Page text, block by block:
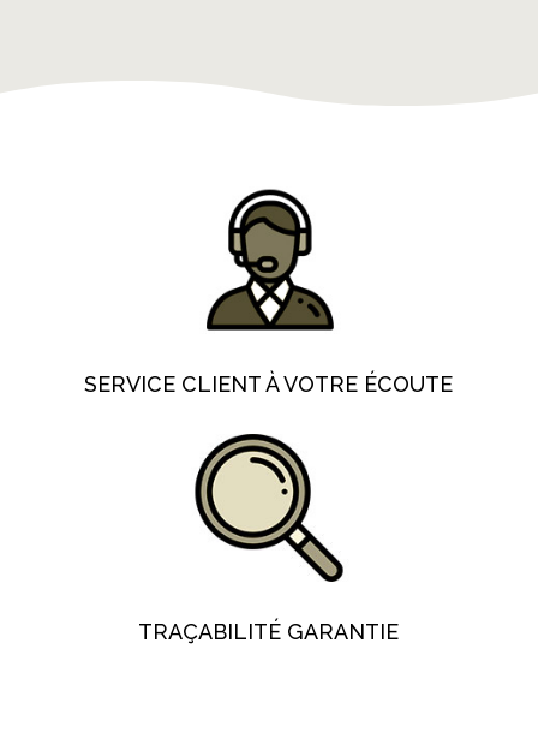
SERVICE CLIENT À VOTRE ÉCOUTE
TRAÇABILITÉ GARANTIE